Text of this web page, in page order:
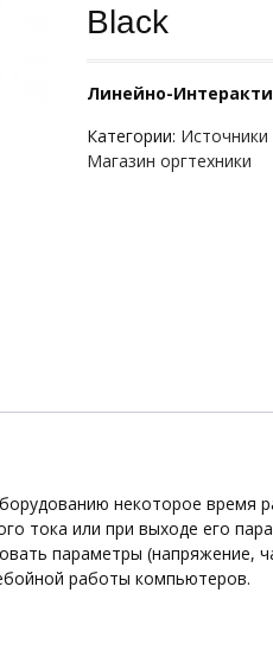
Black
Линейно-
Категории:
Магазин оргтехники
некоторое время
тока или при выходе его
параметры (напряжение,
работы компьютеров.